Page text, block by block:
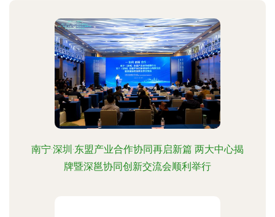
南宁·深圳·东盟产业合作协同再启新篇 两大中心揭
牌暨深邕协同创新交流会顺利举行